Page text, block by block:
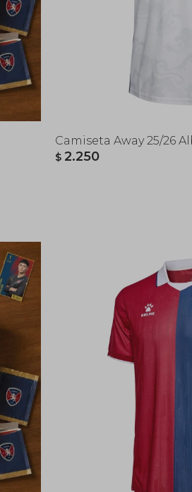
Camiseta Away 25/26
$ 2.250